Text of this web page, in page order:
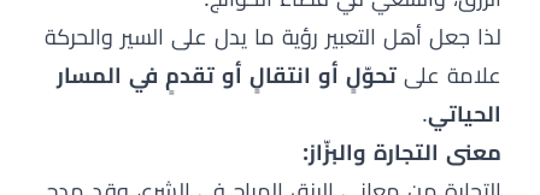
لذا جعل أهل التعبير رؤية ما يدل على السير والحركة
علامة علىتحوّلٍ أو انتقالٍ أو تقدمٍ في المسار
الحياتي.
معنى التجارة والبزّاز: